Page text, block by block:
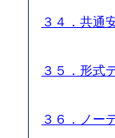
３４．共通
３５．形式
３６．ノー